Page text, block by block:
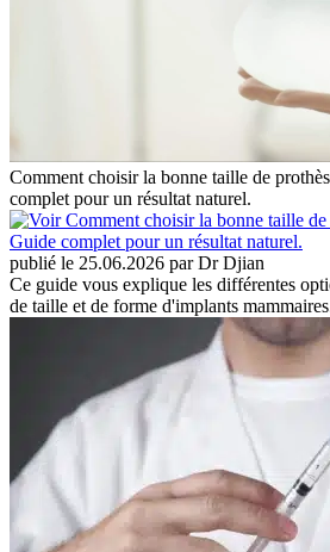
Comment choisir la bonne taille de
complet pour un résultat naturel.
publié le 25.06.2026 par Dr Djian
Ce guide vous explique les différentes
de taille et de forme d'implants